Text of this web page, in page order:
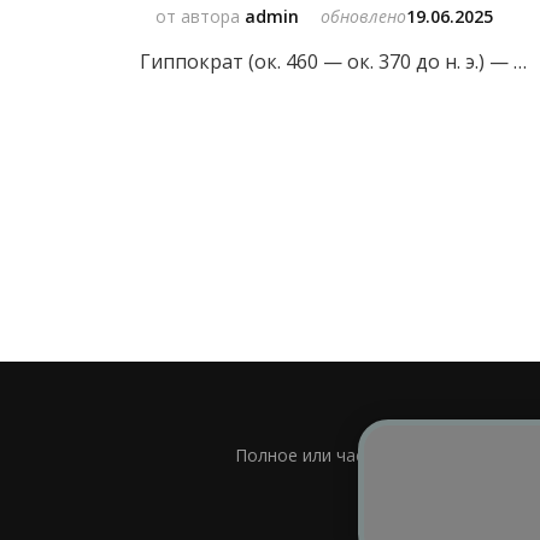
от автора admin обновлено19.06.2025
Гиппократ (ок. 460 — ок. 370 до н. э.) — …
Полное или частичное